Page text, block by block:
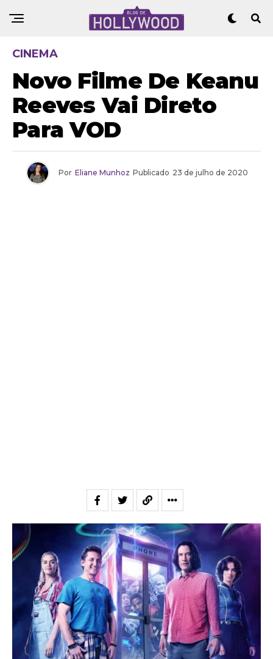
CINEMA
Novo Filme De Keanu
Reeves Vai Direto
Para VOD
Por Eliane Munhoz Publicado 23 de julho de 2020